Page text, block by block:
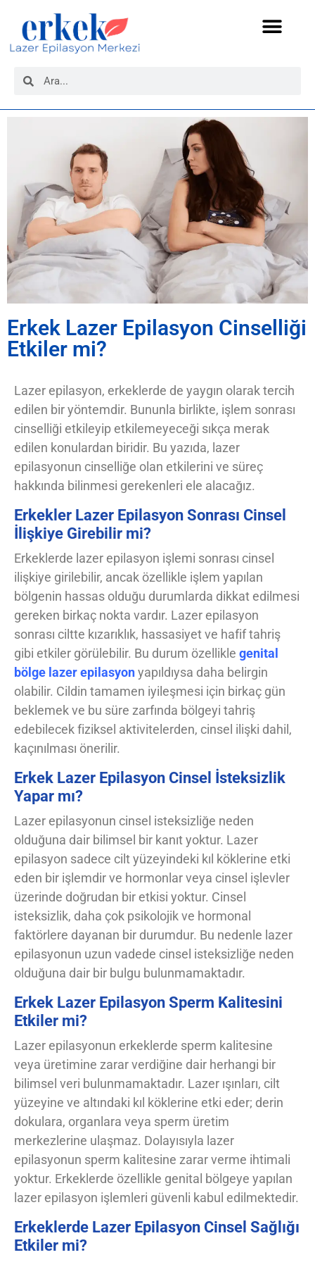
Erkek Lazer Epilasyon Cinselliği
Etkiler mi?
Lazer epilasyon, erkeklerde de yaygın olarak tercih
edilen bir yöntemdir. Bununla birlikte, işlem sonrası
cinselliği etkileyip etkilemeyeceği sıkça merak
edilen konulardan biridir. Bu yazıda, lazer
epilasyonun cinselliğe olan etkilerini ve süreç
hakkında bilinmesi gerekenleri ele alacağız.
Erkekler Lazer Epilasyon Sonrası Cinsel
İlişkiye Girebilir mi?
Erkeklerde lazer epilasyon işlemi sonrası cinsel
ilişkiye girilebilir, ancak özellikle işlem yapılan
bölgenin hassas olduğu durumlarda dikkat edilmesi
gereken birkaç nokta vardır. Lazer epilasyon
sonrası ciltte kızarıklık, hassasiyet ve hafif tahriş
gibi etkiler görülebilir. Bu durum özellikle genital
bölge lazer epilasyonyapıldıysa daha belirgin
olabilir. Cildin tamamen iyileşmesi için birkaç gün
beklemek ve bu süre zarfında bölgeyi tahriş
edebilecek fiziksel aktivitelerden, cinsel ilişki dahil,
kaçınılması önerilir.
Erkek Lazer Epilasyon Cinsel İsteksizlik
Yapar mı?
Lazer epilasyonun cinsel isteksizliğe neden
olduğuna dair bilimsel bir kanıt yoktur. Lazer
epilasyon sadece cilt yüzeyindeki kıl köklerine etki
eden bir işlemdir ve hormonlar veya cinsel işlevler
üzerinde doğrudan bir etkisi yoktur. Cinsel
isteksizlik, daha çok psikolojik ve hormonal
faktörlere dayanan bir durumdur. Bu nedenle lazer
epilasyonun uzun vadede cinsel isteksizliğe neden
olduğuna dair bir bulgu bulunmamaktadır.
Erkek Lazer Epilasyon Sperm Kalitesini
Etkiler mi?
Lazer epilasyonun erkeklerde sperm kalitesine
veya üretimine zarar verdiğine dair herhangi bir
bilimsel veri bulunmamaktadır. Lazer ışınları, cilt
yüzeyine ve altındaki kıl köklerine etki eder; derin
dokulara, organlara veya sperm üretim
merkezlerine ulaşmaz. Dolayısıyla lazer
epilasyonun sperm kalitesine zarar verme ihtimali
yoktur. Erkeklerde özellikle genital bölgeye yapılan
lazer epilasyon işlemleri güvenli kabul edilmektedir.
Erkeklerde Lazer Epilasyon Cinsel Sağlığı
Etkiler mi?